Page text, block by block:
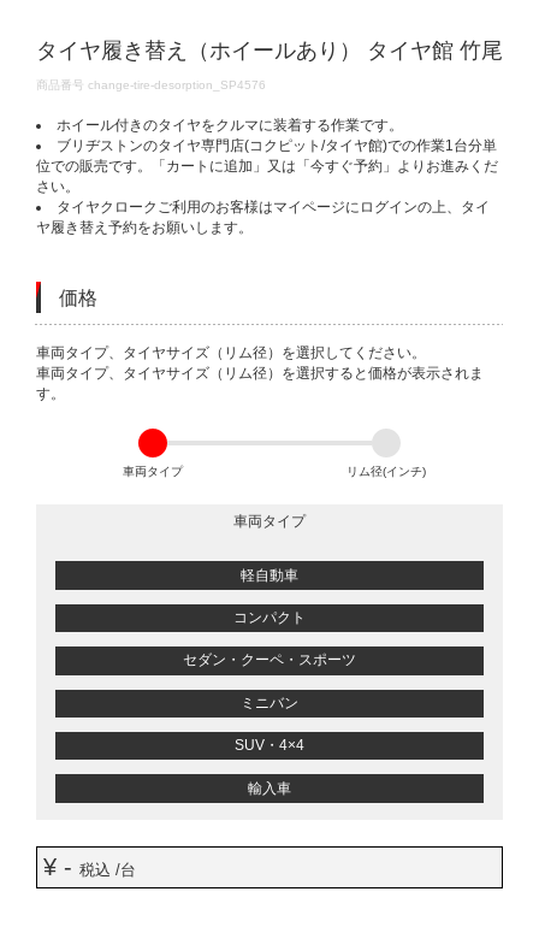
タイヤ履き替え（ホイールあり） タイヤ館 竹尾
DETAILS
商品番号 change-tire-desorption_SP4576
ホイール付きのタイヤをクルマに装着する作業です。
ブリヂストンのタイヤ専門店(コクピット/タイヤ館)での作業1台分単
位での販売です。「カートに追加」又は「今すぐ予約」よりお進みくだ
さい。
タイヤクロークご利用のお客様はマイページにログインの上、タイ
ヤ履き替え予約をお願いします。
価格
VARIATIONS
車両タイプ、タイヤサイズ（リム径）を選択してください。
車両タイプ、タイヤサイズ（リム径）を選択すると価格が表示されま
す。
車両タイプ リム径(インチ)
車両タイプ
軽自動車
コンパクト
セダン・クーペ・スポーツ
ミニバン
SUV・4×4
輸入車
¥ - 税込 /台